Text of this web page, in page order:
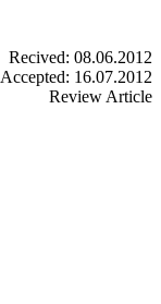
Recived: 08.06.2012
Accepted: 16.07.2012
Review Article